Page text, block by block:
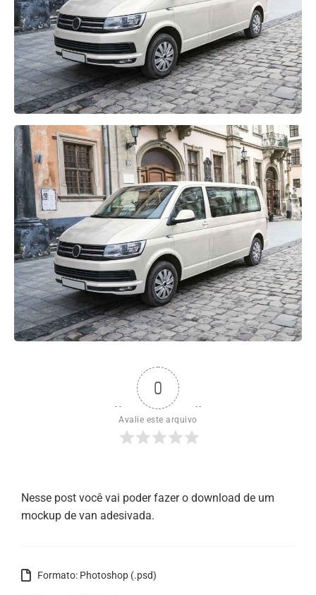
0
Avalie este arquivo
Nesse post você vai poder fazer o download de um
mockup de van adesivada.
Formato: Photoshop (.psd)